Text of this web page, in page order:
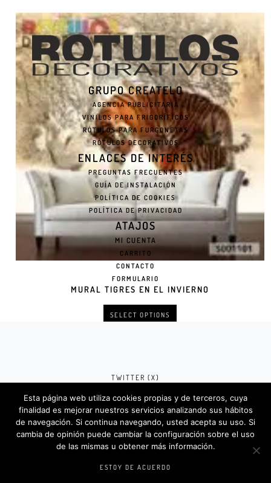
MURAL TIGRES EN EL INVIERNO
SELECT OPTIONS
GRUPO CREATELO
AGENCIA PUBLICITARIA
VINILOS PARA FRIGORÍFICOS
RÓTULOS PARA FURGONETAS
RÓTULOS DECORATIVOS
ENLACES DE INTERÉS
PREGUNTAS FRECUENTES
GUÍA DE INSTALACIÓN
POLÍTICA DE COOKIES
POLÍTICA DE PRIVACIDAD
ATAJOS
MI CUENTA
CARRITO
CONTACTO
FORMULARIO
TWITTER (X)
FACEBOOK (META)
INSTAGRAM
Rotulosdecorativos.com © 2024. Diseño &
Codigos porCreatelo.com.es
Esta página web utiliza cookies propias y de terceros, cuya
finalidad es mejorar nuestros servicios analizando sus hábitos
de navegación. Si continua navegando, usted acepta su uso. Si
cambia de opinión puede cambiar la configuración sobre el uso
de las mismas u obtener más información.
ESTOY DE ACUERDO